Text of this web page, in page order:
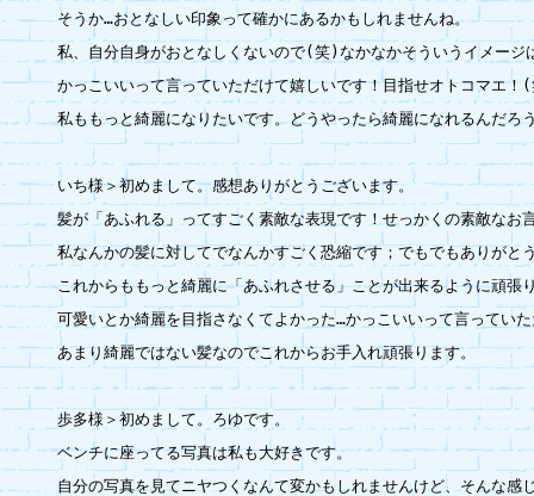
そうか…おとなしい印象って確かにあるかもしれませんね。
私、自分自身がおとなしくないので(笑)なかなかそういうイメージ
かっこいいって言っていただけて嬉しいです！目指せオトコマエ！
私ももっと綺麗になりたいです。どうやったら綺麗になれるんだろ
いち様＞初めまして。感想ありがとうございます。
髪が「あふれる」ってすごく素敵な表現です！せっかくの素敵なお
私なんかの髪に対してでなんかすごく恐縮です；でもでもありがと
これからももっと綺麗に「あふれさせる」ことが出来るように頑張
可愛いとか綺麗を目指さなくてよかった…かっこいいって言ってい
あまり綺麗ではない髪なのでこれからお手入れ頑張ります。
歩多様＞初めまして。ろゆです。
ベンチに座ってる写真は私も大好きです。
自分の写真を見てニヤつくなんて変かもしれませんけど、そんな